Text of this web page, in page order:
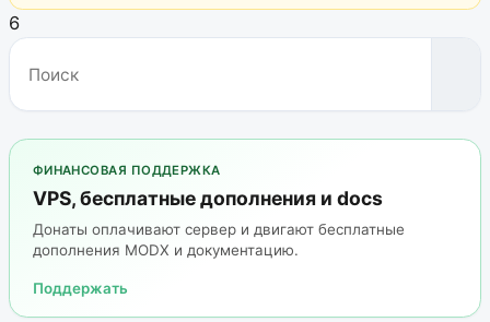
6
ФИНАНСОВАЯ ПОДДЕРЖКА
VPS, бесплатные дополнения и docs
Донаты оплачивают сервер и двигают бесплатные
дополнения MODX и документацию.
Поддержать